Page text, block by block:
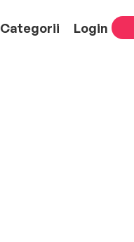
Categorii Login